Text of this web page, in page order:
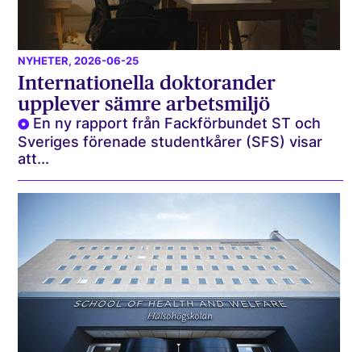
NYHETER, 2026-06-25
Internationella doktorander
upplever sämre arbetsmiljö
En ny rapport från Fackförbundet ST och
Sveriges förenade studentkårer (SFS) visar
att...